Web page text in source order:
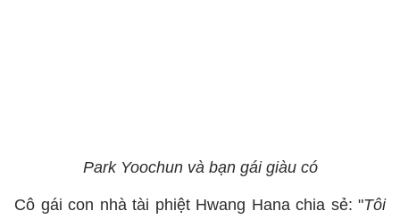
Park Yoochun và bạn gái giàu có
Cô gái con nhà tài phiệt Hwang Hana chia sẻ: "Tôi